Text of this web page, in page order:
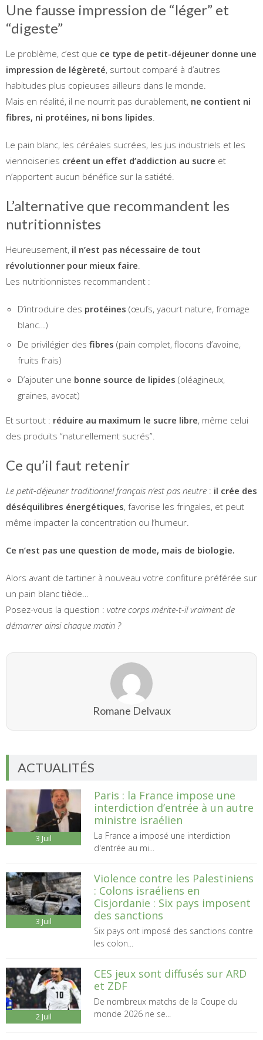
Une fausse impression de “léger” et
“digeste”
Le problème, c’est que ce type de petit-déjeuner donne une
impression de légèreté, surtout comparé à d’autres
habitudes plus copieuses ailleurs dans le monde.
Mais en réalité, il ne nourrit pas durablement, ne contient ni
fibres, ni protéines, ni bons lipides
Le pain blanc, les céréales sucrées, les jus industriels et les
viennoiseries créent un effet d’addiction au sucre et
n’apportent aucun bénéfice sur la satiété.
L’alternative que recommandent les
nutritionnistes
Heureusement, il n’est pas nécessaire de tout
révolutionner pour mieux faire
Les nutritionnistes recommandent :
D’introduire des protéines (œufs, yaourt nature, fromage
blanc…)
De privilégier des fibres (pain complet, flocons d’avoine,
fruits frais)
D’ajouter une bonne source de lipides (oléagineux,
graines, avocat)
Et surtout : réduire au maximum le sucre libre, même celui
des produits “naturellement sucrés”.
Ce qu’il faut retenir
Le petit-déjeuner traditionnel français n’est pas neutre : il crée des
déséquilibres énergétiques, favorise les fringales, et peut
même impacter la concentration ou l’humeur.
Ce n’est pas une question de mode, mais de biologie.
Alors avant de tartiner à nouveau votre confiture préférée sur
un pain blanc tiède…
Posez-vous la question : votre corps mérite-t-il vraiment de
démarrer ainsi chaque matin ?
Romane Delvaux
ACTUALITÉS
3 Juil
Paris : la France impose une
interdiction d’entrée à un autre
ministre israélien
La France a imposé une interdiction
d'entrée au mi...
3 Juil
Violence contre les Palestiniens
: Colons israéliens en
Cisjordanie : Six pays imposent
des sanctions
Six pays ont imposé des sanctions contre
les colon...
2 Juil
CES jeux sont diffusés sur ARD
et ZDF
De nombreux matchs de la Coupe du
monde 2026 ne se...